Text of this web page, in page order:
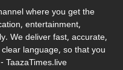
where you get the
entertainment,
We deliver fast, accurate,
language, so that you
TaazaTimes.live